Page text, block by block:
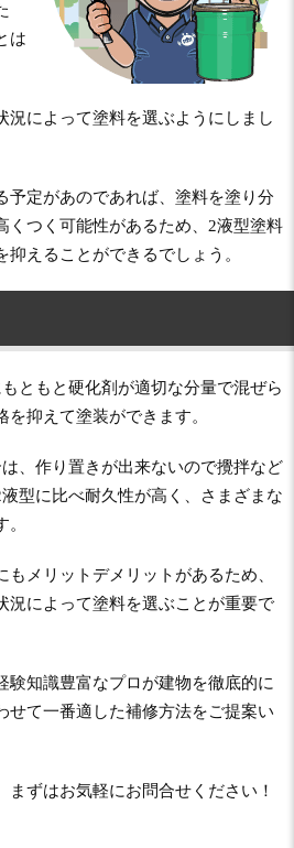
は
況によって塗料を選ぶようにしまし
予定があのであれば、塗料を塗り分
くつく可能性があるため、2液型塗料
えることができるでしょう。
ともと硬化剤が適切な分量で混ぜら
抑えて塗装ができます。
、作り置きが出来ないので攪拌など
型に比べ耐久性が高く、さまざまな
もメリットデメリットがあるため、
況によって塗料を選ぶことが重要で
験知識豊富なプロが建物を徹底的に
せて一番適した補修方法をご提案い
まずはお気軽にお問合せください！